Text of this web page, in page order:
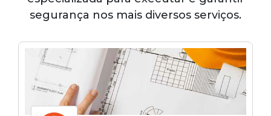
segurança nos mais diversos serviços.